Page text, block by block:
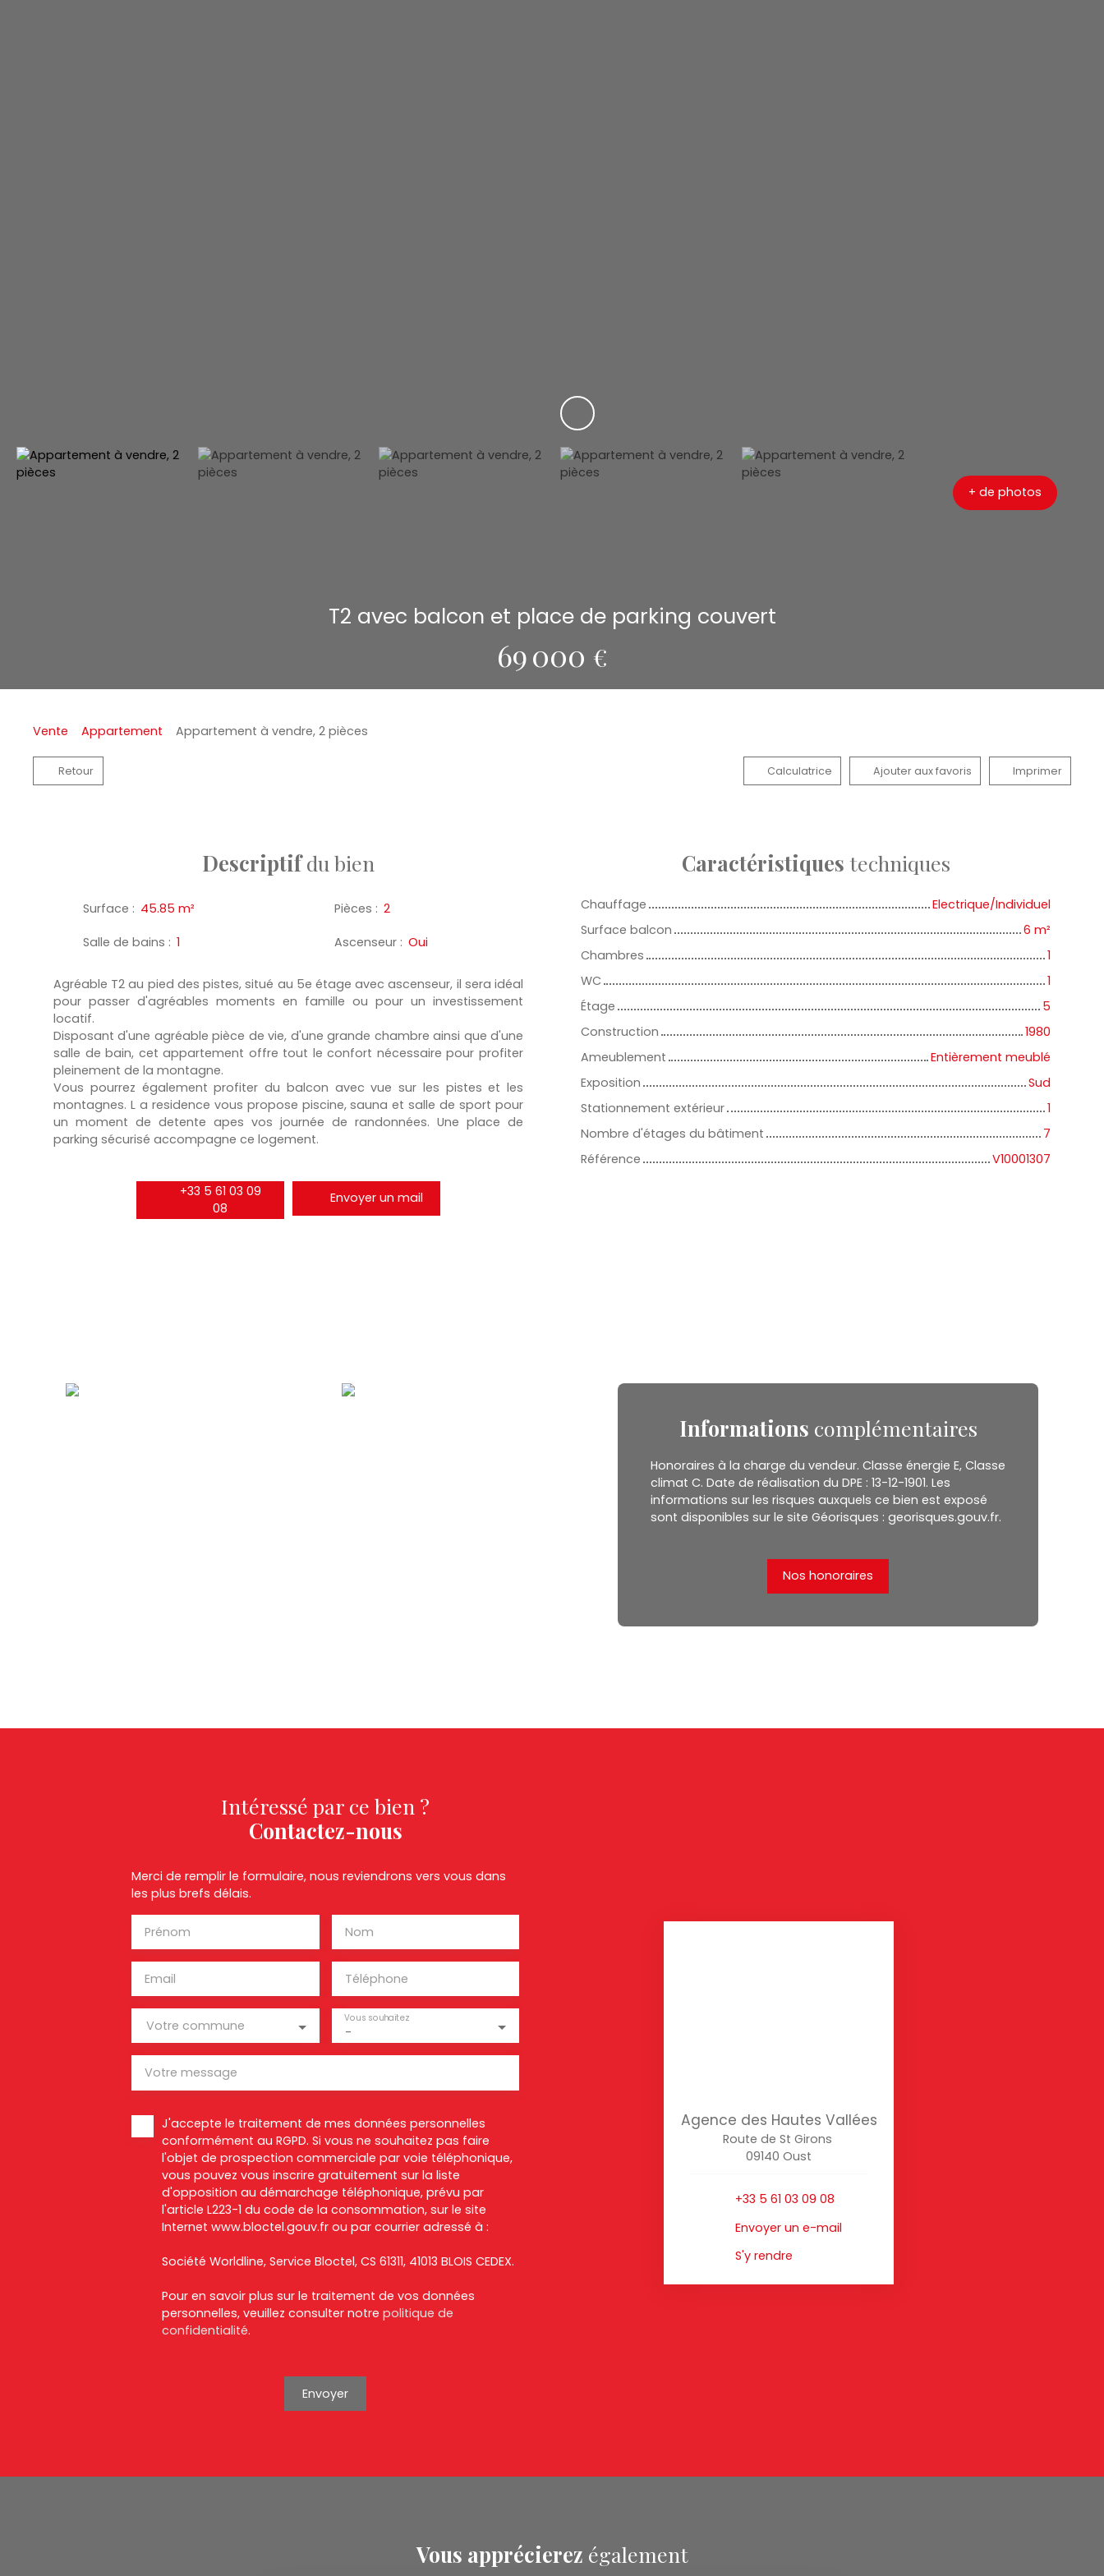
+ de photos
T2 avec balcon et place de parking couvert
69 000 €
Vente Appartement Appartement à vendre, 2 pièces
Retour Calculatrice Ajouter aux favoris Imprimer
Descriptifdu bien
Surface : 45.85 m² Pièces : 2
Salle de bains : 1 Ascenseur : Oui
Agréable T2 au pied des pistes, situé au 5e étage avec ascenseur, il sera idéal
pour passer d'agréables moments en famille ou pour un investissement
locatif.
Disposant d'une agréable pièce de vie, d'une grande chambre ainsi que d'une
salle de bain, cet appartement offre tout le confort nécessaire pour profiter
pleinement de la montagne.
Vous pourrez également profiter du balcon avec vue sur les pistes et les
montagnes. L a residence vous propose piscine, sauna et salle de sport pour
un moment de detente apes vos journée de randonnées. Une place de
parking sécurisé accompagne ce logement.
+33 5 61 03 09
08
Envoyer un mail
Caractéristiques techniques
Chauffage
Electrique/Individuel
Surface balcon
6 m²
Chambres
1
WC
1
Étage
5
Construction
1980
Ameublement
Entièrement meublé
Exposition
Sud
Stationnement extérieur
1
Nombre d'étages du bâtiment
7
Référence
V10001307
Informations complémentaires
Honoraires à la charge du vendeur. Classe énergie E, Classe
climat C. Date de réalisation du DPE : 13-12-1901. Les
informations sur les risques auxquels ce bien est exposé
sont disponibles sur le site Géorisques : georisques.gouv.fr.
Nos honoraires
Intéressé par ce bien ?
Contactez-nous
Merci de remplir le formulaire, nous reviendrons vers vous dans
les plus brefs délais.
Prénom Nom
Email Téléphone
Votre commune -
Vous souhaitez
Votre message
J'accepte le traitement de mes données personnelles
conformément au RGPD. Si vous ne souhaitez pas faire
l'objet de prospection commerciale par voie téléphonique,
vous pouvez vous inscrire gratuitement sur la liste
d'opposition au démarchage téléphonique, prévu par
l'article L223-1 du code de la consommation, sur le site
Internet www.bloctel.gouv.fr ou par courrier adressé à :
Société Worldline, Service Bloctel, CS 61311, 41013 BLOIS CEDEX.
Pour en savoir plus sur le traitement de vos données
personnelles, veuillez consulter notre politique de
confidentialité.
Envoyer
Agence des Hautes Vallées
Route de St Girons
09140 Oust
+33 5 61 03 09 08
Envoyer un e-mail
S'y rendre
Vous apprécierez également